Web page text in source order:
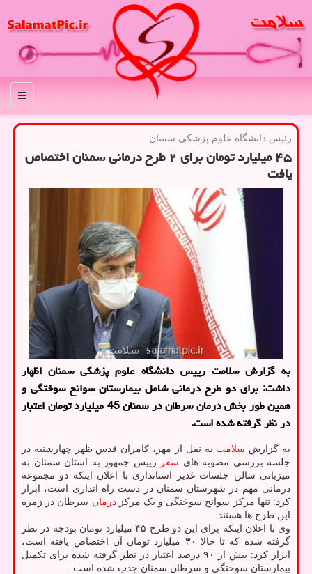
منو
رئیس دانشگاه علوم پزشكی سمنان:
۴۵ میلیارد تومان برای ۲ طرح درمانی سمنان اختصاص
یافت
به گزارش سلامت رییس دانشگاه علوم پزشکی سمنان اظهار
داشت: برای دو طرح درمانی شامل بیمارستان سوانح سوختگی و
همین طور بخش درمان سرطان در سمنان 45 میلیارد تومان اعتبار
در نظر گرفته شده است.
به گزارش سلامت به نقل از مهر، کامران قدس ظهر چهارشنبه در
جلسه بررسی مصوبه های سفر
رییس جمهور به استان سمنان به
میزبانی سالن جلسات غدیر استانداری با اعلان اینکه دو مجموعه
درمانی مهم در شهرستان سمنان در دست راه اندازی است، ابراز
کرد: تنها مرکز سوانح سوختگی و یک مرکزدرمان سرطان در زمره
این طرح ها هستند.
وی با اعلان اینکه برای این دو طرح ۴۵ میلیارد تومان بودجه در نظر
گرفته شده که تا حالا ۳۰ میلیارد تومان آن اختصاص یافته است،
ابراز کرد: بیش از ۹۰ درصد اعتبار در نظر گرفته شده برای تکمیل
بیمارستان سوختگی و سرطان سمنان جذب شده است.